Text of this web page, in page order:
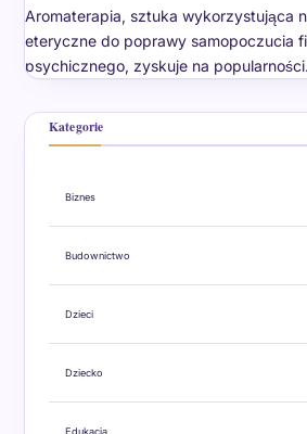
Aromaterapia, sztuka wykorzystująca
eteryczne do poprawy samopoczucia
psychicznego, zyskuje na
Kategorie
Biznes
Budownictwo
Dzieci
Dziecko
Edukacja